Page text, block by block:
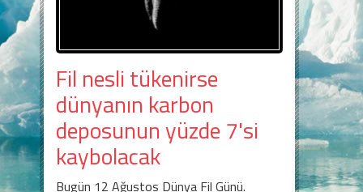
Fil nesli tükenirse
dünyanın karbon
deposunun yüzde 7'si
kaybolacak
Bugün 12 Ağustos Dünya Fil Günü.